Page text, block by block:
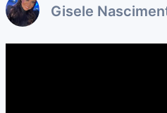
Gisele